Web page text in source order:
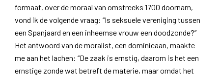
formaat, over de moraal van omstreeks 1700 doornam,
vond ik de volgende vraag: “Is seksuele vereniging tussen
een Spanjaard en een inheemse vrouw een doodzonde?”
Het antwoord van de moralist, een dominicaan, maakte
me aan het lachen: “De zaak is ernstig, daarom is het een
ernstige zonde wat betreft de materie, maar omdat het